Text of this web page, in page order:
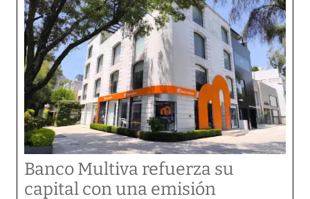
Banco Multiva refuerza su
capital con una emisión